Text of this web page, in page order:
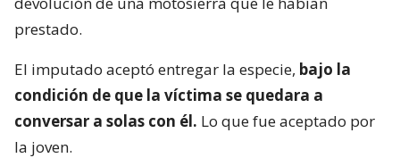
prestado.
El imputado aceptó entregar la especie, bajo la
condición de que la víctima se quedara a
conversar a solas con él. Lo que fue aceptado por
la joven.